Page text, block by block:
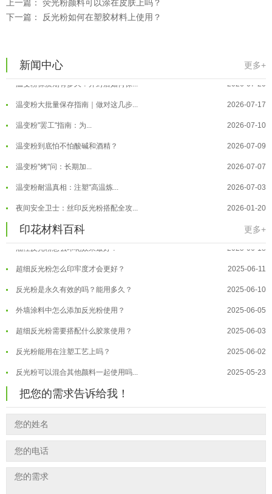
上一篇： 荧光粉颜料可以涂在皮肤上吗？
下一篇：
反光粉如何在塑胶材料上使用？
新闻中心 更多+
温变粉可以做防伪标签、温变防伪吗...
温变粉注塑后表面翻车？粗糙、颗粒...
温变粉保质期有多久？开封后如何保... 2026-07-20
温变粉大批量保存指南｜做对这几步... 2026-07-17
温变粉"罢工"指南：为... 2026-07-10
温变粉到底怕不怕酸碱和酒精？ 2026-07-09
温变粉"烤"问：长期加... 2026-07-07
温变粉耐温真相：注塑"高温炼... 2026-07-03
夜间安全卫士：丝印反光粉搭配全攻... 2026-01-20
温变粉可以做防伪标签、温变防伪吗... 2026-08-05
温变粉适合做热变还是冷变？ 2026-08-04
温变粉注塑后表面翻车？粗糙、颗粒... 2026-07-28
温变粉保质期有多久？开封后如何保... 2026-07-20
温变粉大批量保存指南｜做对这几步... 2026-07-17
温变粉"罢工"指南：为... 2026-07-10
温变粉到底怕不怕酸碱和酒精？ 2026-07-09
温变粉"烤"问：长期加... 2026-07-07
温变粉耐温真相：注塑"高温炼...
印花材料百科 更多+
温变粉丝印到底用多少目网版？这篇...
反光粉太久不用结块要怎么处理？
印花温变粉最适合用在什么行业上呢...
油性反光粉怎么印花效果最好？ 2025-06-18
超细反光粉怎么印牢度才会更好？ 2025-06-11
反光粉是永久有效的吗？能用多久？ 2025-06-10
外墙涂料中怎么添加反光粉使用？ 2025-06-05
超细反光粉需要搭配什么胶浆使用？ 2025-06-03
反光粉能用在注塑工艺上吗？ 2025-06-02
反光粉可以混合其他颜料一起使用吗... 2025-05-23
温变粉丝印到底用多少目网版？这篇...
反光粉太久不用结块要怎么处理？ 2025-07-11
印花温变粉最适合用在什么行业上呢...
油性反光粉怎么印花效果最好？
超细反光粉怎么印牢度才会更好？
把您的需求告诉给我！